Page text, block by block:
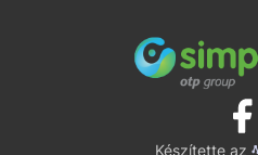
Készítette az